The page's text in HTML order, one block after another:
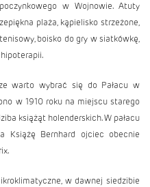
w Wojnowie. Atuty
plaża, kąpielisko strzeżone,
boisko do gry w siatkówkę,
warto wybrać się do Pałacu w
w 1910 roku na miejscu starego
książąt holenderskich. W pałacu
Książę Bernhard ojciec obecnie
w dawnej siedzibie